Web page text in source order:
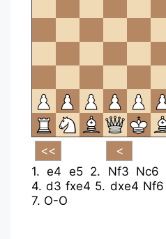
1.e4 e5 2. Nf3 Nc6
4.d3 fxe4 5. dxe4 Nf6
7. O-O